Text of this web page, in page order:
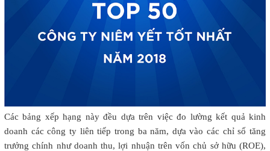
Các bảng xếp hạng này đều dựa trên việc đo lường kết quả kinh
doanh các công ty liên tiếp trong ba năm, dựa vào các chỉ số tăng
trưởng chính như doanh thu, lợi nhuận trên vốn chủ sở hữu (ROE),